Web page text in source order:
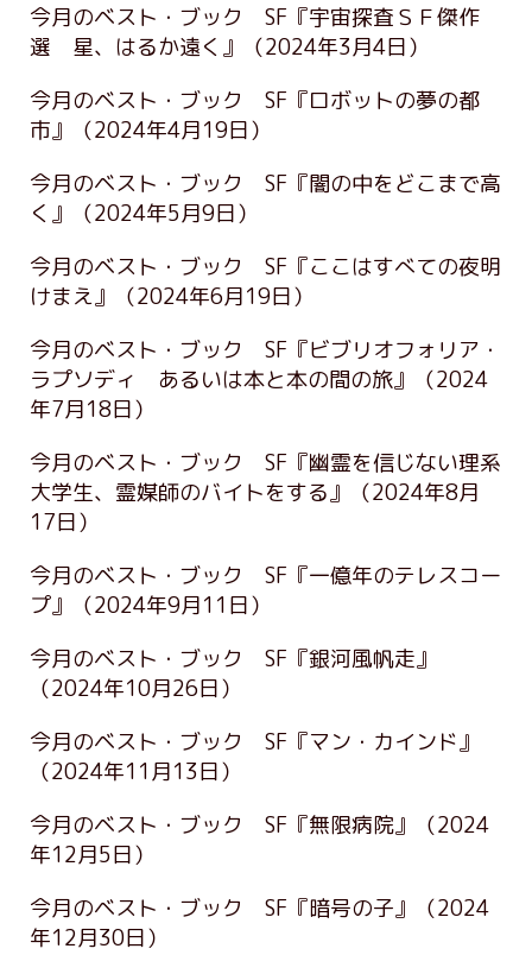
今月のベスト・ブック SF『宇宙探査ＳＦ傑作
選 星、はるか遠く』
（2024年3月4日）
今月のベスト・ブック SF『ロボットの夢の都
市』
（2024年4月19日）
今月のベスト・ブック SF『闇の中をどこまで高
く』
（2024年5月9日）
今月のベスト・ブック SF『ここはすべての夜明
けまえ』
（2024年6月19日）
今月のベスト・ブック SF『ビブリオフォリア・
ラプソディ あるいは本と本の間の旅』
（2024
年7月18日）
今月のベスト・ブック SF『幽霊を信じない理系
大学生、霊媒師のバイトをする』
（2024年8月
17日）
今月のベスト・ブック SF『一億年のテレスコー
プ』
（2024年9月11日）
今月のベスト・ブック SF『銀河風帆走』
（2024年10月26日）
今月のベスト・ブック SF『マン・カインド』
（2024年11月13日）
今月のベスト・ブック SF『無限病院』
（2024
年12月5日）
今月のベスト・ブック SF『暗号の子』
（2024
年12月30日）